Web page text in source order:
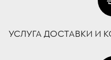
УСЛУГА ДОСТАВКИ И